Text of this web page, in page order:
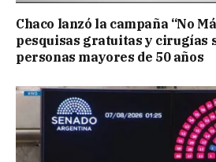
Chaco lanzó la campaña “No
pesquisas gratuitas y cirugías
personas mayores de 50 años